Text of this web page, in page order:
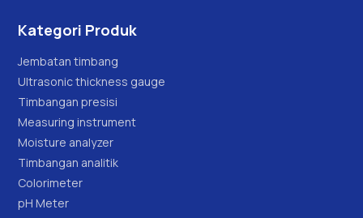
Kategori Produk
Jembatan timbang
Ultrasonic thickness gauge
Timbangan presisi
Measuring instrument
Moisture analyzer
Timbangan analitik
Colorimeter
pH Meter